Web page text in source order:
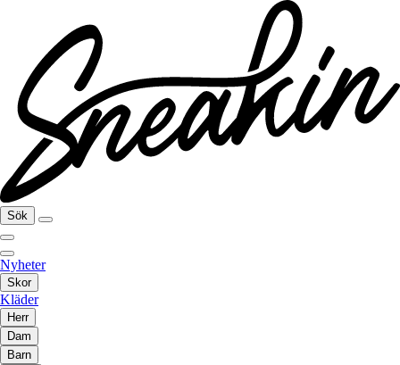
Sök
Nyheter
Skor
Kläder
Herr
Dam
Barn